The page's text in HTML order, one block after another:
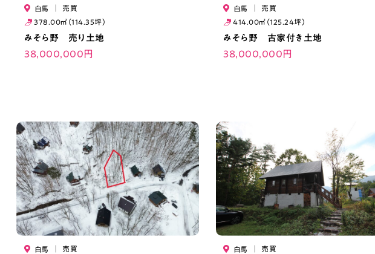
白馬
売買
378.00㎡（114.35坪）
みそら野 売り土地
38,000,000円
白馬
売買
414.00㎡（125.24坪）
みそら野 古家付き土地
38,000,000円
白馬
売買
白馬
売買